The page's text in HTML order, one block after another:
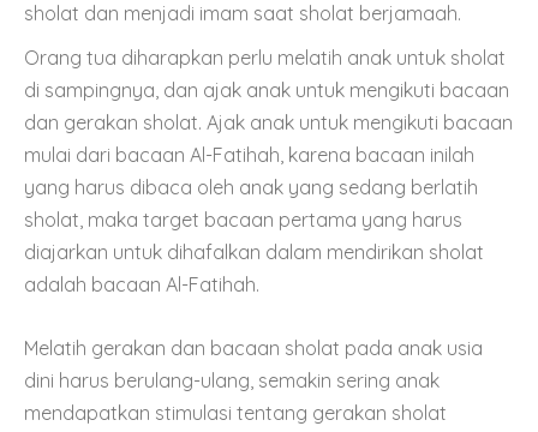
sholat dan menjadi imam saat sholat berjamaah.
Orang tua diharapkan perlu melatih anak untuk sholat
di sampingnya, dan ajak anak untuk mengikuti bacaan
dan gerakan sholat. Ajak anak untuk mengikuti bacaan
mulai dari bacaan Al-Fatihah, karena bacaan inilah
yang harus dibaca oleh anak yang sedang berlatih
sholat, maka target bacaan pertama yang harus
diajarkan untuk dihafalkan dalam mendirikan sholat
adalah bacaan Al-Fatihah.
Melatih gerakan dan bacaan sholat pada anak usia
dini harus berulang-ulang, semakin sering anak
mendapatkan stimulasi tentang gerakan sholat